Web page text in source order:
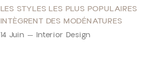
LES STYLES LES PLUS POPULAIRES
INTÈGRENT DES MODÉNATURES
14 Juin Interior Design